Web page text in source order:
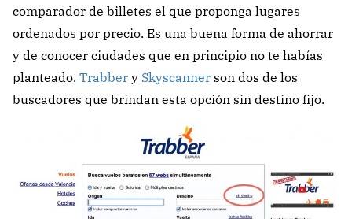
comparador de billetes el que proponga lugares
ordenados por precio. Es una buena forma de ahorrar
y de conocer ciudades que en principio no te habías
planteado. Trabber y Skyscanner son dos de los
buscadores que brindan esta opción sin destino fijo.